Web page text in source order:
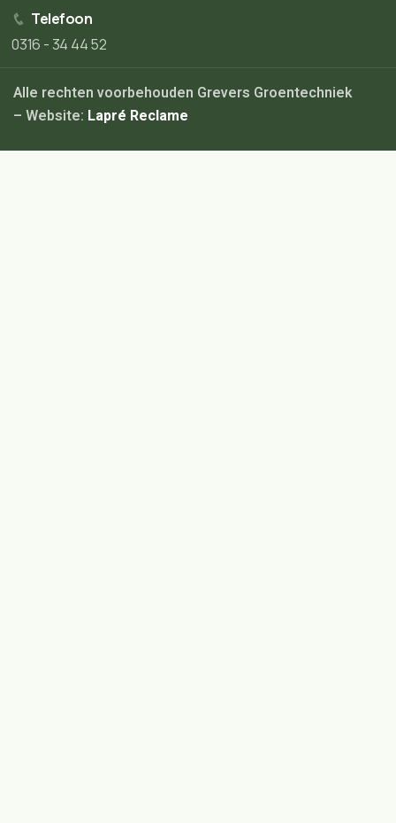
Telefoon
0316 - 34 44 52
Alle rechten voorbehouden Grevers Groentechniek
– Website: Lapré Reclame